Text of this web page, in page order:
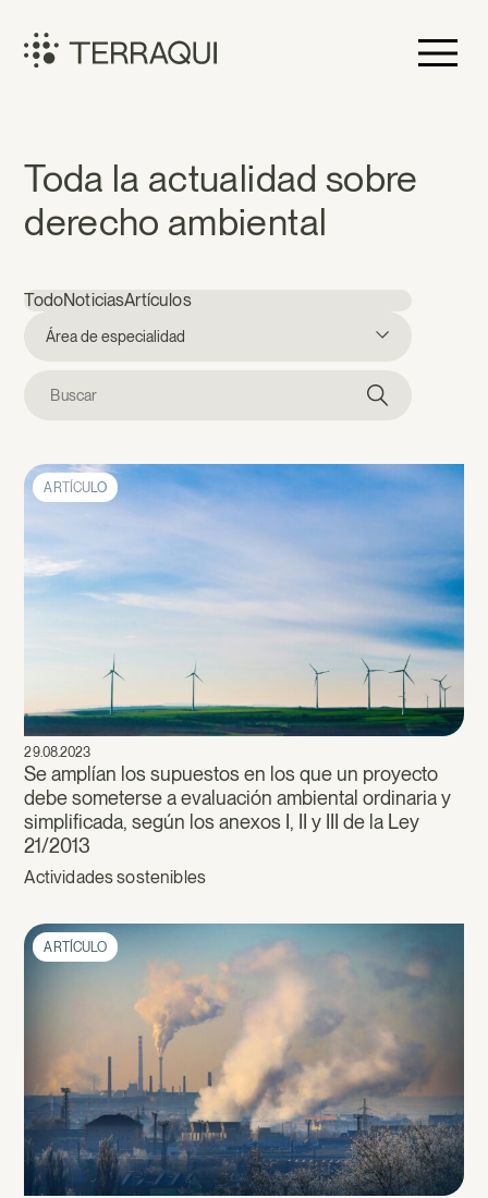
contenido
Noticias
Toda la actualidad sobre
derecho ambiental
TodoNoticiasArtículos
Área de especialidad
ARTÍCULO
29.08.2023
Se amplían los supuestos en los que un proyecto
debe someterse a evaluación ambiental ordinaria y
simplificada, según los anexos I, II y III de la Ley
21/2013
Actividades sostenibles
ARTÍCULO